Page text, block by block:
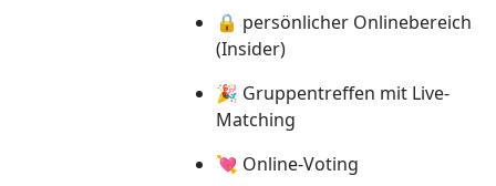
🔒 persönlicher Onlinebereich
(Insider)
🎉 Gruppentreffen mit Live-
Matching
💘 Online-Voting